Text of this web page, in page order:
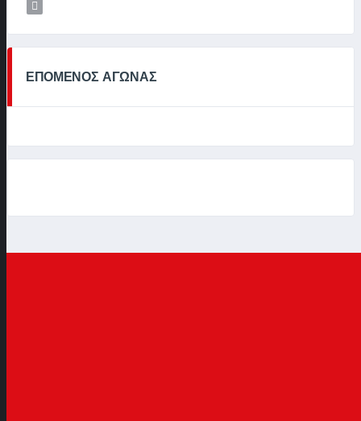
ΕΠΟΜΕΝΟΣ ΑΓΩΝΑΣ